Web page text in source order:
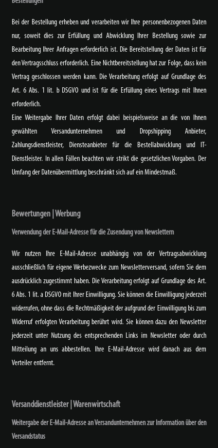
Bei der Bestellung erheben und verarbeiten wir Ihre personenbezogenen Daten
nur, soweit dies zur Erfüllung und Abwicklung Ihrer Bestellung sowie zur
Bearbeitung Ihrer Anfragen erforderlich ist. Die Bereitstellung der Daten ist für
den Vertragsschluss erforderlich. Eine Nichtbereitstellung hat zur Folge, dass kein
Vertrag geschlossen werden kann. Die Verarbeitung erfolgt auf Grundlage des
Art. 6 Abs. 1 lit. b DSGVO und ist für die Erfüllung eines Vertrags mit Ihnen
erforderlich.
Eine Weitergabe Ihrer Daten erfolgt dabei beispielsweise an die von Ihnen
gewählten Versandunternehmen und Dropshipping Anbieter,
Zahlungsdienstleister, Diensteanbieter für die Bestellabwicklung und IT-
Dienstleister. In allen Fällen beachten wir strikt die gesetzlichen Vorgaben. Der
Umfang der Datenübermittlung beschränkt sich auf ein Mindestmaß.
Bewertungen | Werbung
Verwendung der E-Mail-Adresse für die Zusendung von Newslettern
Wir nutzen Ihre E-Mail-Adresse unabhängig von der Vertragsabwicklung
ausschließlich für eigene Werbezwecke zum Newsletterversand, sofern Sie dem
ausdrücklich zugestimmt haben. Die Verarbeitung erfolgt auf Grundlage des Art.
6 Abs. 1 lit. a DSGVO mit Ihrer Einwilligung. Sie können die Einwilligung jederzeit
widerrufen, ohne dass die Rechtmäßigkeit der aufgrund der Einwilligung bis zum
Widerruf erfolgten Verarbeitung berührt wird. Sie können dazu den Newsletter
jederzeit unter Nutzung des entsprechenden Links im Newsletter oder durch
Mitteilung an uns abbestellen. Ihre E-Mail-Adresse wird danach aus dem
Verteiler entfernt.
Versanddienstleister | Warenwirtschaft
Weitergabe der E-Mail-Adresse an Versandunternehmen zur Information über den
Versandstatus